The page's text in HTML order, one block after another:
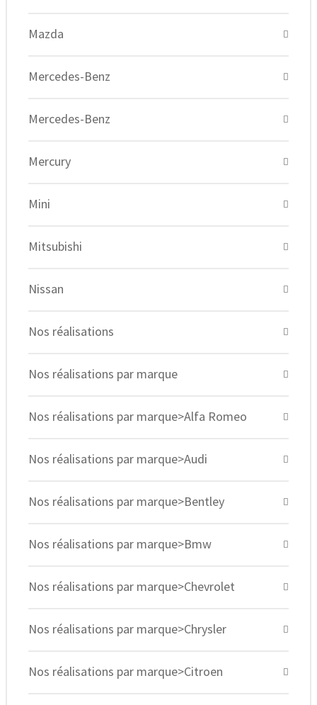
Mazda
Mercedes-Benz
Mercedes-Benz
Mercury
Mini
Mitsubishi
Nissan
Nos réalisations
Nos réalisations par marque
Nos réalisations par marque>Alfa Romeo
Nos réalisations par marque>Audi
Nos réalisations par marque>Bentley
Nos réalisations par marque>Bmw
Nos réalisations par marque>Chevrolet
Nos réalisations par marque>Chrysler
Nos réalisations par marque>Citroen